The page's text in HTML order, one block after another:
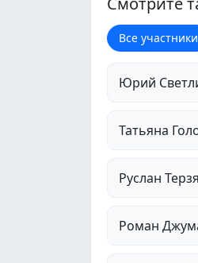
Все участники
Юрий
Татьяна
Руслан
Роман